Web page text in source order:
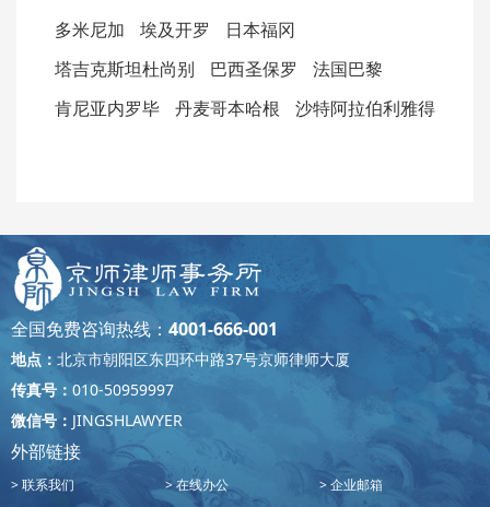
多米尼加
埃及开罗
日本福冈
塔吉克斯坦杜尚别
巴西圣保罗
法国巴黎
肯尼亚内罗毕
丹麦哥本哈根 沙特阿拉伯利雅得
全国免费咨询热线： 4001-666-001
地点： 北京市朝阳区东四环中路37号京师律师大厦
传真号： 010-50959997
微信号： JINGSHLAWYER
外部链接
联系我们 在线办公 企业邮箱